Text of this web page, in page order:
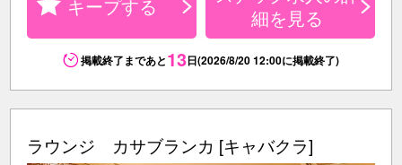
キープする
細を見る
掲載終了まであと13日(2026/8/20 12:00に掲載終了)
ラウンジ カサブランカ [キャバクラ]